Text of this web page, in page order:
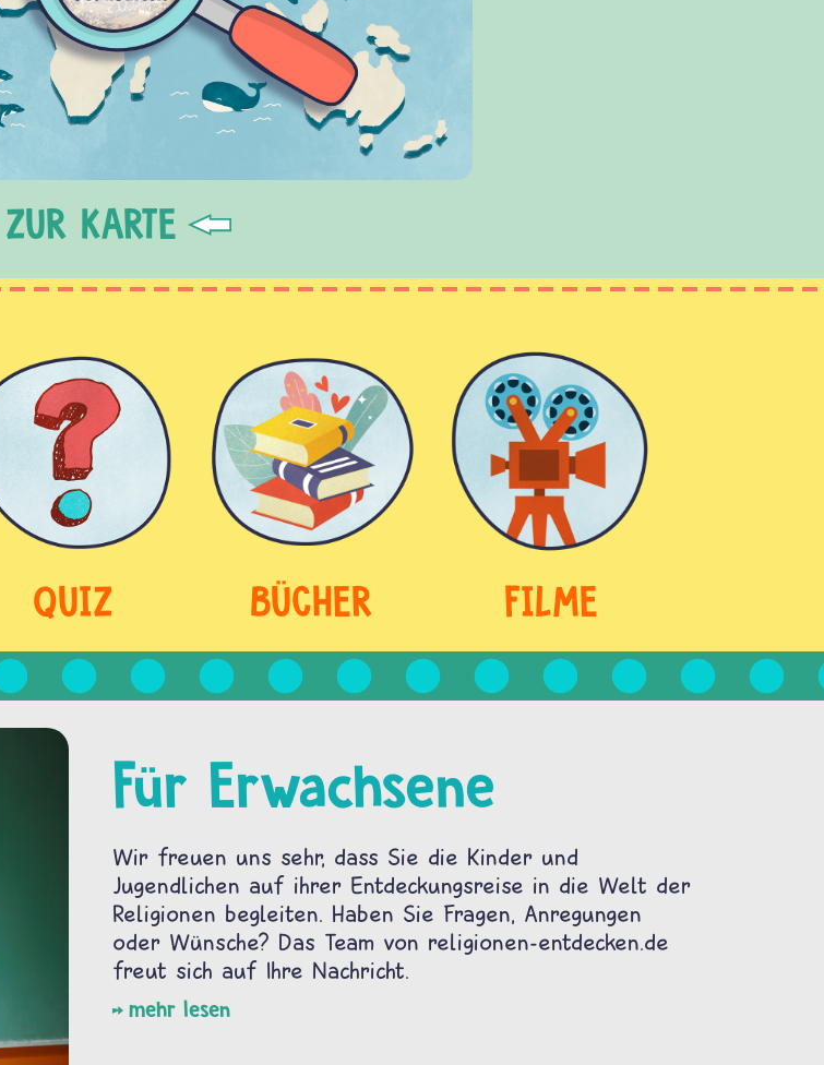
ZUR KARTE
QUIZ BÜCHER FILME
Für Erwachsene
Wir freuen uns sehr, dass Sie die Kinder und
Jugendlichen auf ihrer Entdeckungsreise in die Welt der
Religionen begleiten. Haben Sie Fragen, Anregungen
oder Wünsche? Das Team von religionen-entdecken.de
freut sich auf Ihre Nachricht.
mehr lesen